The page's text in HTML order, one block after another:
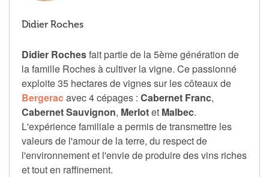
Didier Roches
Didier Rochesfait partie de la 5ème génération de
la famille Roches à cultiver la vigne. Ce passionné
exploite 35 hectares de vignes sur les côteaux de
Bergeracavec 4 cépages : Cabernet Franc,
Cabernet Sauvignon, Merlotet Malbec.
L'expérience familiale a permis de transmettre les
valeurs de l'amour de la terre, du respect de
l'environnement et l'envie de produire des vins riches
et tout en raffinement.